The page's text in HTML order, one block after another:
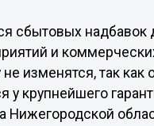
сбытовых надбавок
и
не изменятся, так как
у крупнейшего
Нижегородской